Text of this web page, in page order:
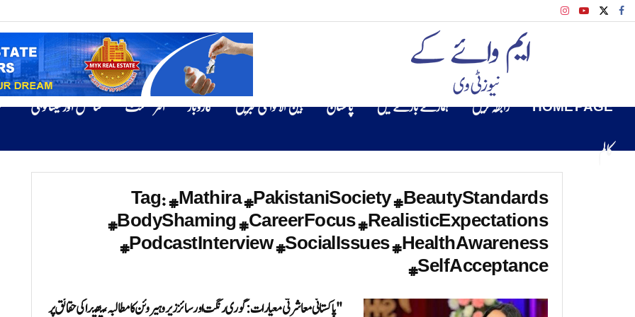
HOME PAGE رابطہ کریں ہمارے بارے میں پاکستان بین الاقوامی خبریں کاروبار انٹرٹینمنٹ سائنس اور ٹیکنالوجی
کالم
Tag:#Mathira #PakistaniSociety #BeautyStandards
#BodyShaming #CareerFocus #RealisticExpectations
#PodcastInterview #SocialIssues #HealthAwareness
#SelfAcceptance
"پاکستانی معاشرتی معیارات: گوری رنگت اور سائز زیرو ہیروئن کا مطالبہ، متھیرا کی حقائق پر